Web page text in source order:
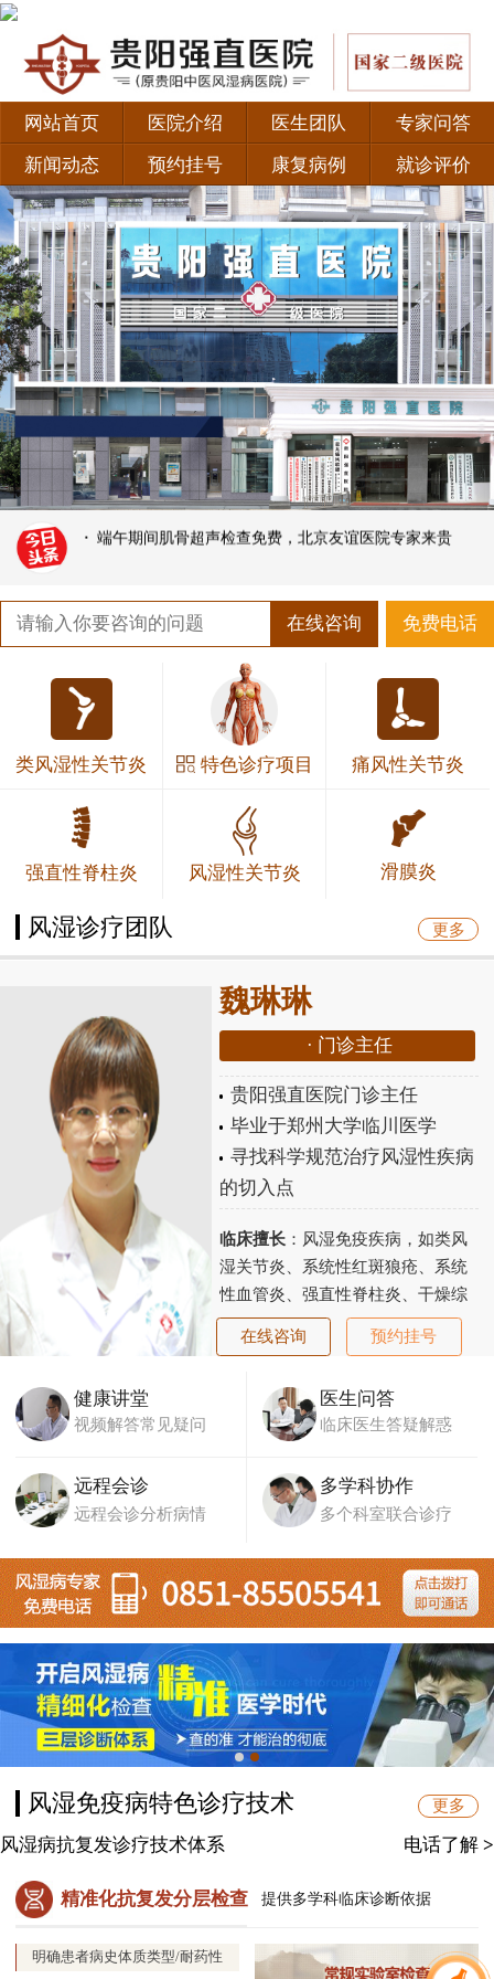
网站首页 医院介绍 医生团队
专家问答
新闻动态
预约挂号 康复病例 就诊评价
· 如何正确认识强直性脊柱炎？
·
患者福音！北京积水潭医院黄彦弘教授联合贵阳强直
·
贵阳类风湿专科医院有哪些 治疗类风湿有哪些好的
· 新妈妈为什么会易得产后风湿？
在线咨询 免费电话
类风湿性关节炎 特色诊疗项目 痛风性关节炎
强直性脊柱炎 风湿性关节炎 滑膜炎
风湿诊疗团队 更多
魏琳琳
· 门诊主任
贵阳强直医院门诊主任
毕业于郑州大学临川医学
寻找科学规范治疗风湿性疾病
的切入点
临床擅长：风湿免疫疾病，如类风
湿关节炎、系统性红斑狼疮、系统
性血管炎、强直性脊柱炎、干燥综
合征、老年性骨关节炎、骨质疏松
等...【详细】
在线咨询 预约挂号
健康讲堂
视频解答常见疑问
医生问答
临床医生答疑解惑
远程会诊
远程会诊分析病情
多学科协作
多个科室联合诊疗
风湿免疫病特色诊疗技术 更多
风湿病抗复发诊疗技术体系 电话了解 >
精准化抗复发分层检查 提供多学科临床诊断依据
明确患者病史体质类型/耐药性